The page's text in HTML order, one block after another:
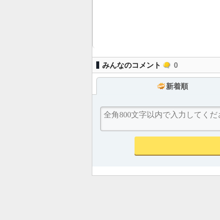
みんなのコメント 0
新着順